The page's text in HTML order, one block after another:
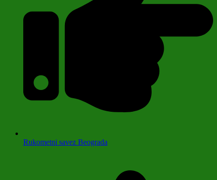
Rukometni savez Beograda